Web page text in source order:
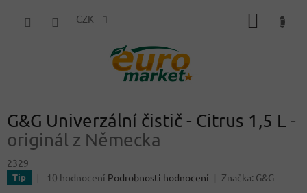
CZK
G&G Univerzální čistič - Citrus 1,5 L -
originál z Německa
2329
Tip
Průměrné
10 hodnocení Podrobnosti hodnocení Značka: G&G